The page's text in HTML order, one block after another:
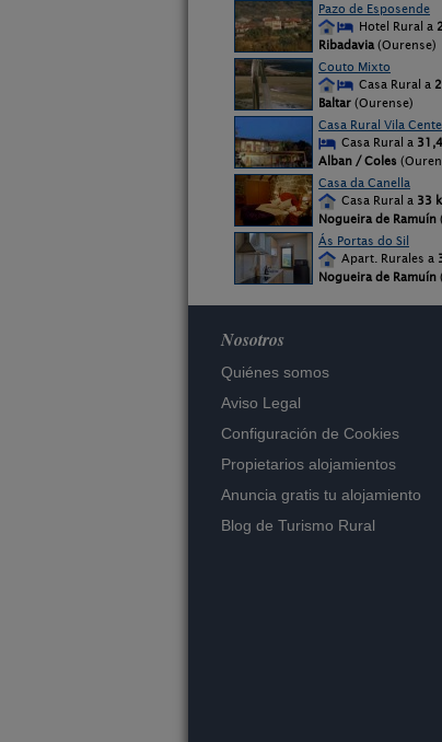
Pazo de Esposende
Hotel Rural a
Ribadavia (Ourense)
Couto Mixto
Casa Rural a
Baltar (Ourense)
Casa Rural Vila
Casa Rural a
Alban / Coles
Casa da Canella
Casa Rural a 33
Nogueira de Ramuín
Ás Portas do Sil
Apart. Rurales a
Nogueira de Ramuín
Nosotros
Quiénes somos
Aviso Legal
Configuración de Cookies
Propietarios alojamientos
Anuncia gratis tu alojamiento
Blog de Turismo Rural